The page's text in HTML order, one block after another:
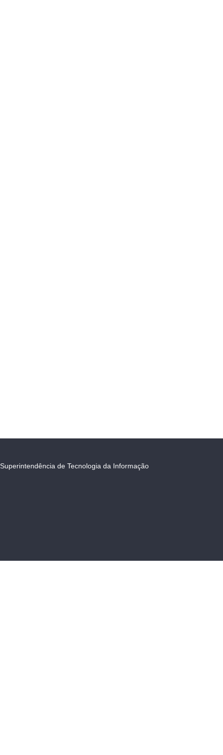
Superintendência de Tecnologia da Informação